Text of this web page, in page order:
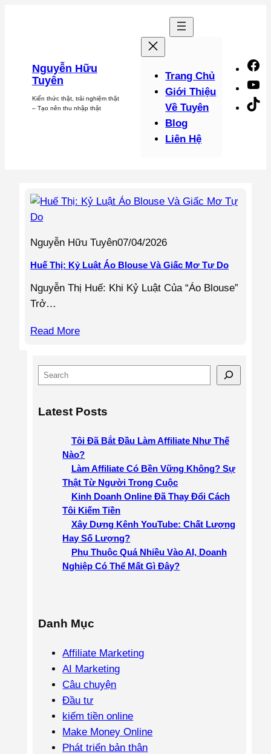
Nguyễn Hữu
Tuyên
Kiến thức thật, trải nghiệm thật
– Tạo nên thu nhập thật
Trang Chủ
Giới Thiệu
Về Tuyên
Blog
Liên Hệ
Nguyễn Hữu Tuyên07/04/2026
Huế Thị: Kỷ Luật Áo Blouse Và Giấc Mơ Tự Do
Nguyễn Thị Huế: Khi Kỷ Luật Của “Áo Blouse”
Trở…
Read More
S
e
r
Latest Posts
Tôi Đã Bắt Đầu Làm Affiliate Như Thế
Nào?
Làm Affiliate Có Bền Vững Không? Sự
Thật Từ Người Trong Cuộc
Kinh Doanh Online Đã Thay Đổi Cách
Tôi Kiếm Tiền
Xây Dựng Kênh YouTube: Chất Lượng
Hay Số Lượng?
Phụ Thuộc Quá Nhiều Vào AI, Doanh
Nghiệp Có Thể Mất Gì Đây?
Danh Mục
Affiliate Marketing
AI Marketing
Câu chuyện
Đầu tư
kiếm tiền online
Make Money Online
Phát triển bản thân